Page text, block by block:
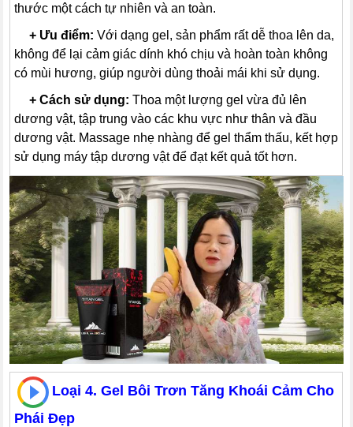
thước một cách tự nhiên và an toàn.
+ Ưu điểm: Với dạng gel, sản phẩm rất dễ thoa lên da,
không để lại cảm giác dính khó chịu và hoàn toàn không
có mùi hương, giúp người dùng thoải mái khi sử dụng.
+Cách sử dụng: Thoa một lượng gel vừa đủ lên
dương vật, tập trung vào các khu vực như thân và đầu
dương vật. Massage nhẹ nhàng để gel thẩm thấu, kết hợp
sử dụng máy tập dương vật để đạt kết quả tốt hơn.
Loại 4. Gel Bôi Trơn Tăng Khoái Cảm Cho
Phái Đẹp